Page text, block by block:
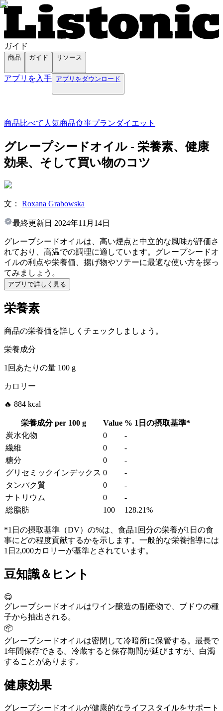
ガイド
商品 ガイド リソース
アプリを入手 アプリをダウンロード
商品比べて 人気商品食事プランダイエット
グレープシードオイル - 栄養素、健康
効果、そして買い物のコツ
文： Roxana Grabowska
最終更新日 2024年11月14日
グレープシードオイルは、高い煙点と中立的な風味が評価さ
れており、高温での調理に適しています。グレープシードオ
イルの利点や栄養価、揚げ物やソテーに最適な使い方を探っ
てみましょう。
アプリで詳しく見る
栄養素
商品の栄養価を詳しくチェックしましょう。
栄養成分
1回あたりの量 100 g
カロリー
🔥 884 kcal
栄養成分 per 100 g Value % 1日の摂取基準*
炭水化物
0
-
繊維
0
-
糖分
0
-
グリセミックインデックス 0
-
タンパク質
0
-
ナトリウム
0
-
総脂肪
100 128.21%
*1日の摂取基準（DV）の%は、食品1回分の栄養が1日の食
事にどの程度貢献するかを示します。一般的な栄養指導には
1日2,000カロリーが基準とされています。
豆知識＆ヒント
😋
グレープシードオイルはワイン醸造の副産物で、ブドウの種
子から抽出される。
📦
グレープシードオイルは密閉して冷暗所に保管する。最長で
1年間保存できる。冷蔵すると保存期間が延びますが、白濁
することがあります。
健康効果
グレープシードオイルが健康的なライフスタイルをサポート